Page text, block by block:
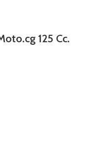
125 Cc.